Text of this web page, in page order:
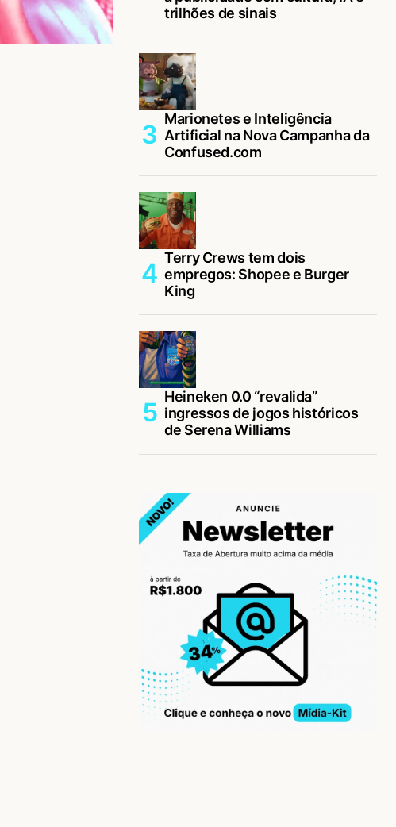
trilhões de sinais
Marionetes e Inteligência
Artificial na Nova Campanha da
Confused.com
Terry Crews tem dois
empregos: Shopee e Burger
King
Heineken 0.0 “revalida”
ingressos de jogos históricos
de Serena Williams